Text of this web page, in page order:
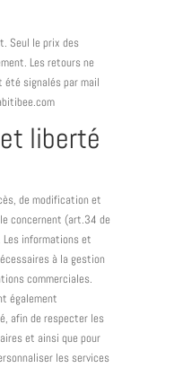
Seul le prix des
Les retours ne
signalés par mail
liberté
de modification et
concernent (art.34 de
Les informations et
à la gestion
commerciales.
également
afin de respecter les
et ainsi que pour
les services